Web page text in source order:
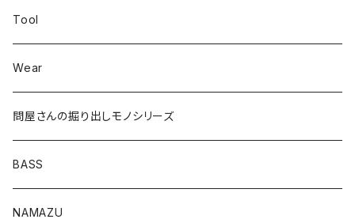
Luckyワームシリーズ
ディープスワイパー
Tool
Wear
問屋さんの掘り出しモノシリーズ
BASS
NAMAZU